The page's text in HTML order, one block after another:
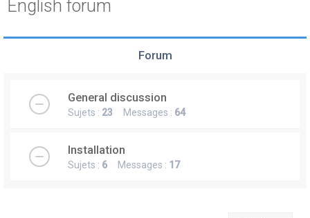
e
English forum
Forum
General discussion
Sujets : 23 Messages : 64
Installation
Sujets : 6 Messages : 17